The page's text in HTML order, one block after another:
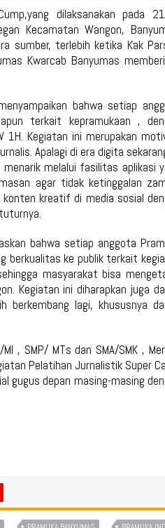
dilaksanakan pada
Kecamatan Wangon,
sumber, terlebih ketika Kak
Kwarcab Banyumas
bahwa setiap
terkait kepramukaan ,
Kegiatan ini merupakan
Apalagi di era digita
melalui fasilitas aplikasi
agar tidak ketinggalan
kreatif di media sosial
bahwa setiap anggota
berkualitas ke publik terkait
masyarakat bisa
Kegiatan ini diharapkan juga
berkembang lagi, khususnya
, SMP/ MTs dan SMA/SMK ,
Pelatihan Jurnalistik Super
gugus depan masing-masing